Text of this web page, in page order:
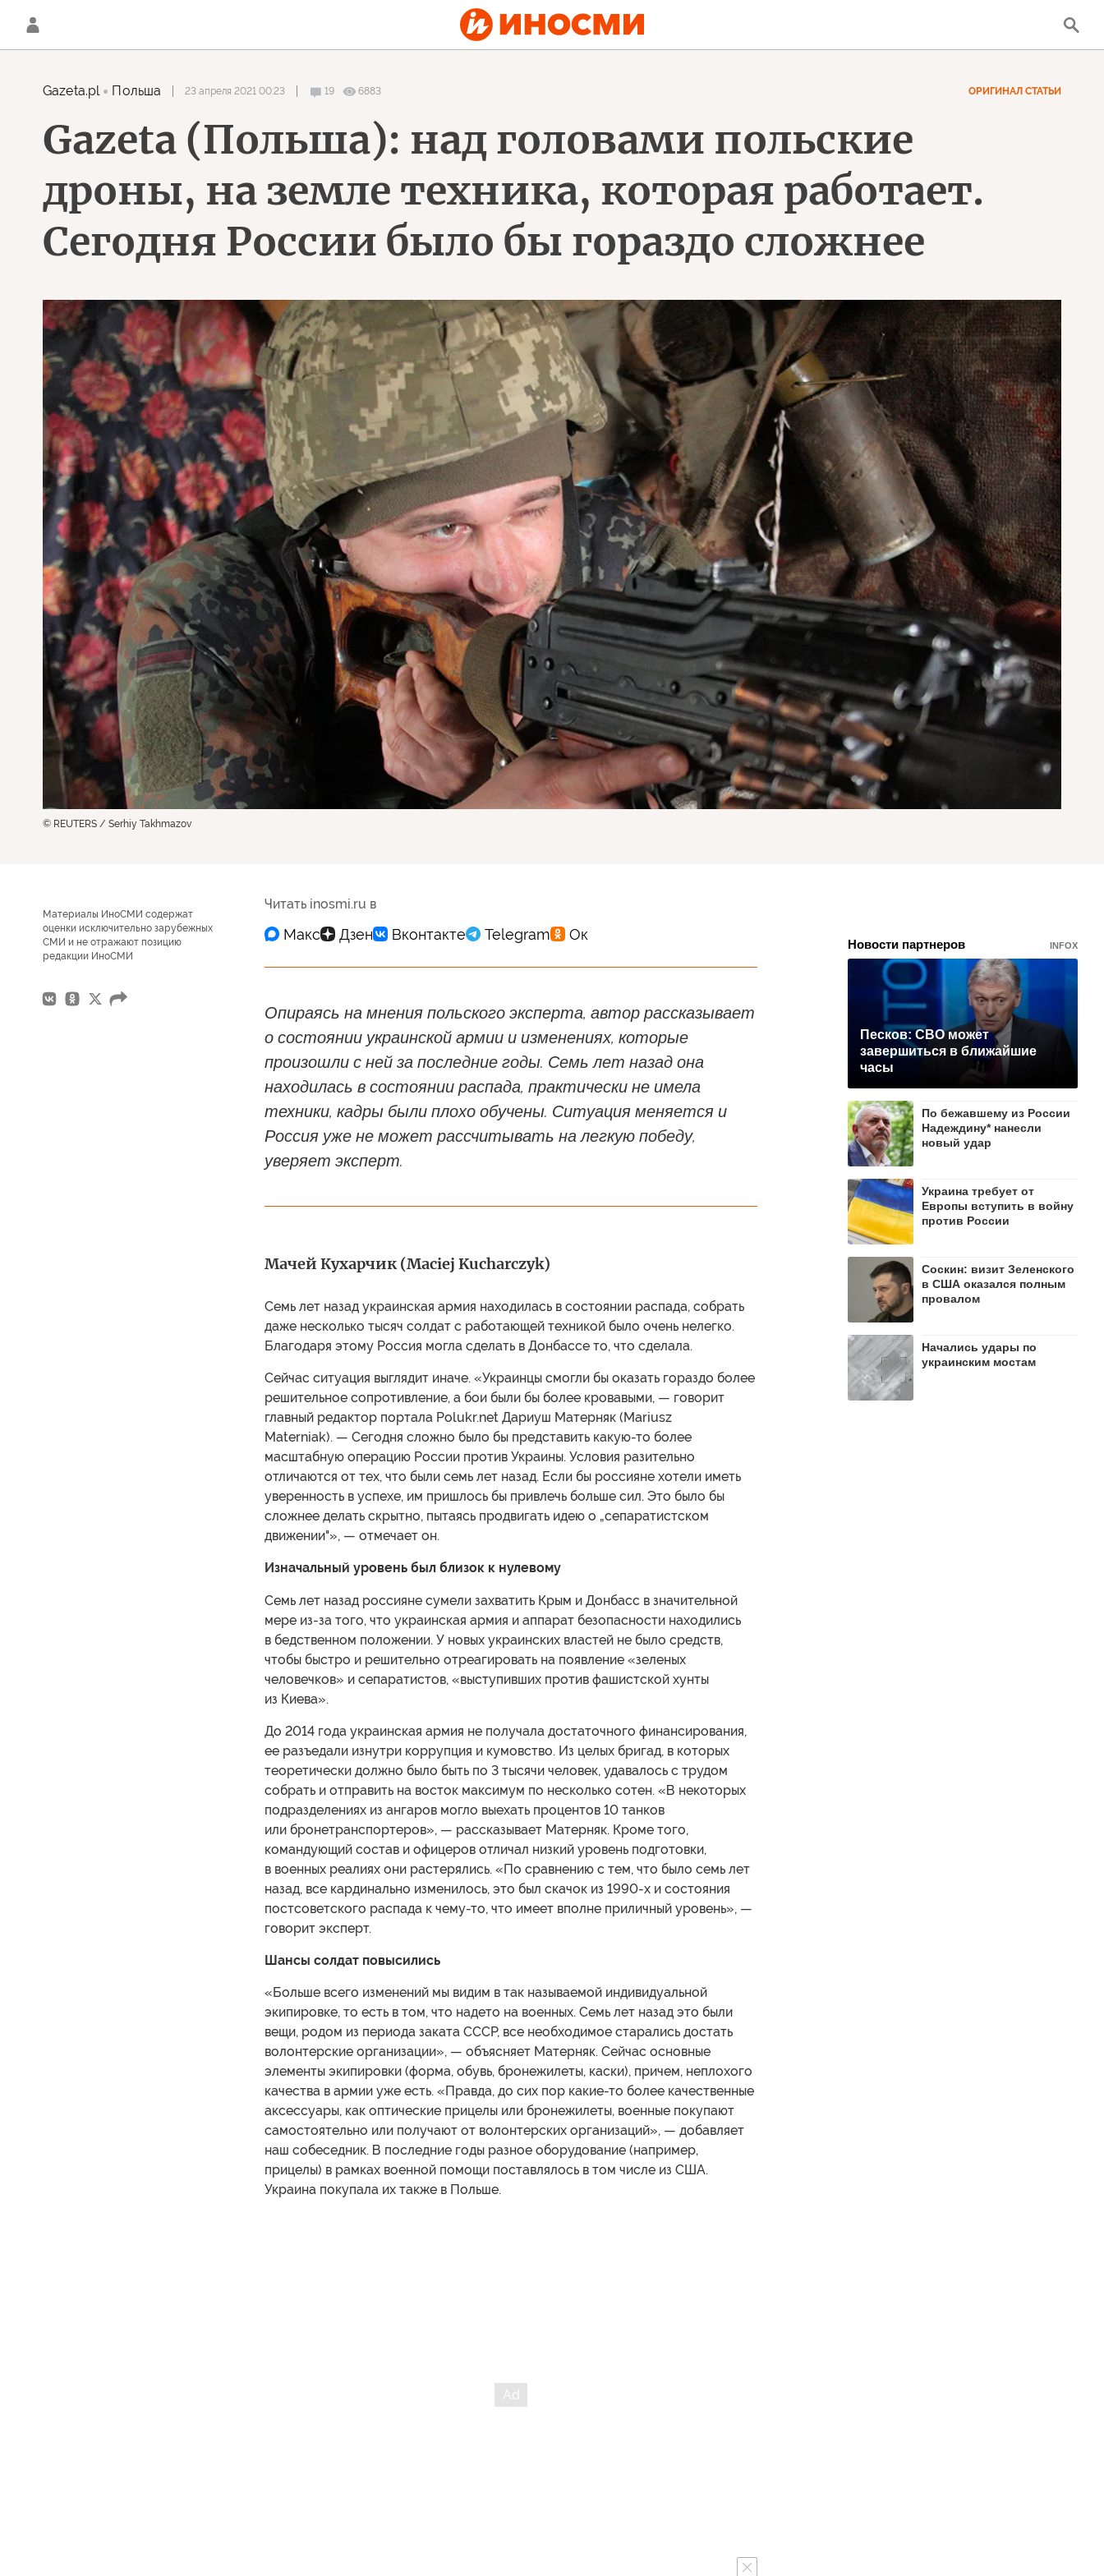
Gazeta.pl Польша 23 апреля 2021 00:23 19 6883 ОРИГИНАЛ СТАТЬИ
Gazeta (Польша): над головами польские
дроны, на земле техника, которая работает.
Сегодня России было бы гораздо сложнее
© REUTERS / Serhiy Takhmazov
Материалы ИноСМИ содержат
оценки исключительно зарубежных
СМИ и не отражают позицию
редакции ИноСМИ
Читать inosmi.ru в
Опираясь на мнения польского эксперта, автор рассказывает
о состоянии украинской армии и изменениях, которые
произошли с ней за последние годы. Семь лет назад она
находилась в состоянии распада, практически не имела
техники, кадры были плохо обучены. Ситуация меняется и
Россия уже не может рассчитывать на легкую победу,
уверяет эксперт.
Мачей Кухарчик (Maciej Kucharczyk)
Семь лет назад украинская армия находилась в состоянии распада, собрать
даже несколько тысяч солдат с работающей техникой было очень нелегко.
Благодаря этому Россия могла сделать в Донбассе то, что сделала.
Сейчас ситуация выглядит иначе. «Украинцы смогли бы оказать гораздо более
решительное сопротивление, а бои были бы более кровавыми, — говорит
главный редактор портала Polukr.net Дариуш Матерняк (Mariusz
Materniak). — Сегодня сложно было бы представить какую-то более
масштабную операцию России против Украины. Условия разительно
отличаются от тех, что были семь лет назад. Если бы россияне хотели иметь
уверенность в успехе, им пришлось бы привлечь больше сил. Это было бы
сложнее делать скрытно, пытаясь продвигать идею о „сепаратистском
движении"», — отмечает он.
Изначальный уровень был близок к нулевому
Семь лет назад россияне сумели захватить Крым и Донбасс в значительной
мере из-за того, что украинская армия и аппарат безопасности находились
в бедственном положении. У новых украинских властей не было средств,
чтобы быстро и решительно отреагировать на появление «зеленых
человечков» и сепаратистов, «выступивших против фашистской хунты
из Киева».
До 2014 года украинская армия не получала достаточного финансирования,
ее разъедали изнутри коррупция и кумовство. Из целых бригад, в которых
теоретически должно было быть по 3 тысячи человек, удавалось с трудом
собрать и отправить на восток максимум по несколько сотен. «В некоторых
подразделениях из ангаров могло выехать процентов 10 танков
или бронетранспортеров», — рассказывает Матерняк. Кроме того,
командующий состав и офицеров отличал низкий уровень подготовки,
в военных реалиях они растерялись. «По сравнению с тем, что было семь лет
назад, все кардинально изменилось, это был скачок из 1990-х и состояния
постсоветского распада к чему-то, что имеет вполне приличный уровень», —
говорит эксперт.
Шансы солдат повысились
«Больше всего изменений мы видим в так называемой индивидуальной
экипировке, то есть в том, что надето на военных. Семь лет назад это были
вещи, родом из периода заката СССР, все необходимое старались достать
волонтерские организации», — объясняет Матерняк. Сейчас основные
элементы экипировки (форма, обувь, бронежилеты, каски), причем, неплохого
качества в армии уже есть. «Правда, до сих пор какие-то более качественные
аксессуары, как оптические прицелы или бронежилеты, военные покупают
самостоятельно или получают от волонтерских организаций», — добавляет
наш собеседник. В последние годы разное оборудование (например,
прицелы) в рамках военной помощи поставлялось в том числе из США.
Украина покупала их также в Польше.
Новости партнеров INFOX
Песков: СВО может
завершиться в ближайшие
часы
По бежавшему из России
Надеждину* нанесли
новый удар
Украина требует от
Европы вступить в войну
против России
Соскин: визит Зеленского
в США оказался полным
провалом
Начались удары по
украинским мостам